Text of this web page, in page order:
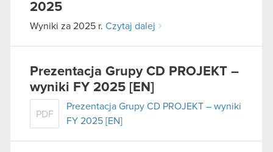
2025
Wyniki za 2025 r. Czytaj dalej
Prezentacja Grupy CD PROJEKT –
wyniki FY 2025 [EN]
PDF
Prezentacja Grupy CD PROJEKT – wyniki
FY 2025 [EN]